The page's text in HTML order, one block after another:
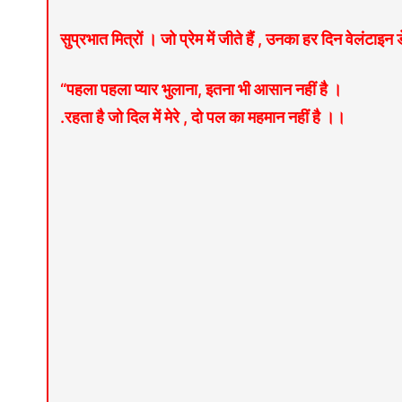
सुप्रभात मित्रों । जो प्रेम में जीते हैं , उनका हर दिन वेलंटाइन
“पहला पहला प्यार भुलाना, इतना भी आसान नहीं है ।
.रहता है जो दिल में मेरे , दो पल का महमान नहीं है ।।